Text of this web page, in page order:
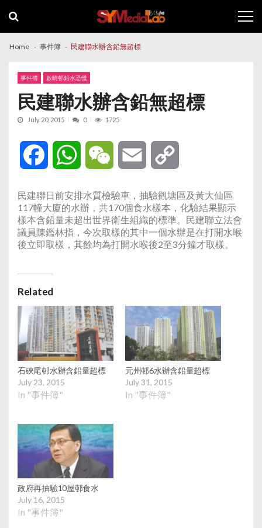
navigation
content
Home 事件簿 民建聯水辦含鉛無超標
事件簿 啟晴邨鉛水恐慌
民建聯水辦含鉛無超標
July 20, 2015 0 1725
Facebook WhatsAppWeChat Email
民建聯日前安排水質檢驗車，抽驗觀塘區及黃大仙區
117幢大廈的水辦，共170個食水樣本，化驗結果顯示
樣本含鉛量未超出世界衛生組織的標準。民建聯立法會
議員陳鑑林指，今次取樣的其中一個水辦是在打開水喉
後立即取樣，其餘均為打開水喉後2至3分鐘才取樣。
Related
石硤尾邨水辦含鉛量超標
July 23, 2015
In "事件簿"
元州邨6水辦含鉛量超標
July 31, 2015
In "事件簿"
政府再抽驗10屋邨食水
July 16, 2015
In "事件簿"